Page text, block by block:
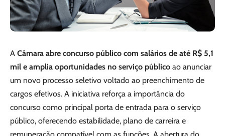
A Câmara abre concurso público com salários de até R$ 5,1
mil e amplia oportunidades no serviço público ao anunciar
um novo processo seletivo voltado ao preenchimento de
cargos efetivos. A iniciativa reforça a importância do
concurso como principal porta de entrada para o serviço
público, oferecendo estabilidade, plano de carreira e
remuneração compatível com as funções. A abertura do